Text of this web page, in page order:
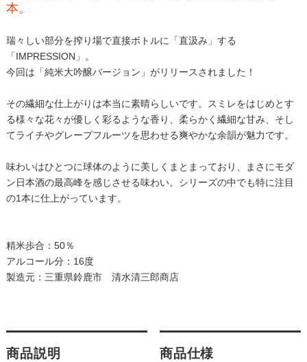
本。
瑞々しい部分を搾り場で直接ボトルに「直汲み」する
「IMPRESSION」。
今回は「純米大吟醸バージョン」がリリースされました！
その繊細な仕上がりは本当に素晴らしいです。スミレをはじめとす
る様々な花々が優しく彩るような香り、柔らかく繊細な甘み、そし
てライチやグレープフルーツを思わせる爽やかな余韻が魅力です。
味わいはひとつに球体のように美しくまとまっており、まさにモダ
ン日本酒の最高峰を感じさせる味わい。シリーズの中でも特に注目
の1本に仕上がっています。
精米歩合：50％
アルコール分：16度
製造元：三重県鈴鹿市 清水清三郎商店
商品説明 商品仕様